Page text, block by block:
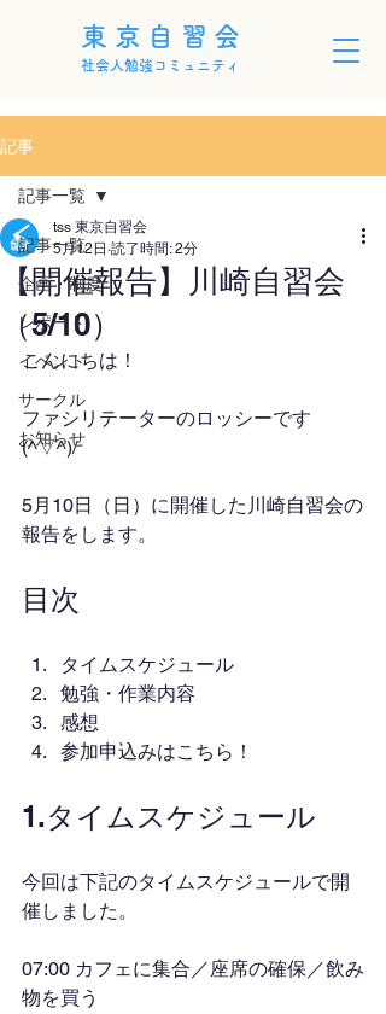
東京自習会
社会人勉強コミュニティ
記事
記事一覧
企画・制度
レポート
イベント
サークル
お知らせ
記事一覧
【開催報告】川崎自習会
（5/10）
tss 東京自習会
5月12日 読了時間: 2分
こんにちは！
ファシリテーターのロッシーです
(^▽^)/
5月10日（日）に開催した川崎自習会の
報告をします。
目次
タイムスケジュール
勉強・作業内容
感想
参加申込みはこちら！
1.タイムスケジュール
今回は下記のタイムスケジュールで開
催しました。
07:00 カフェに集合／座席の確保／飲み
物を買う